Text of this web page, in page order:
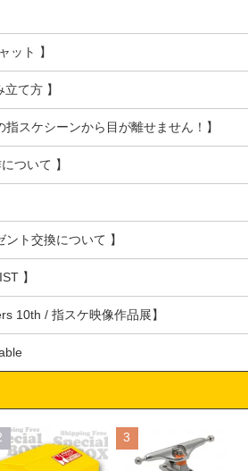
ット 】
て方 】
指スケシーンから目が離せません！】
ついて 】
ト交換について 】
】
10th / 指スケ映像作品展】
3